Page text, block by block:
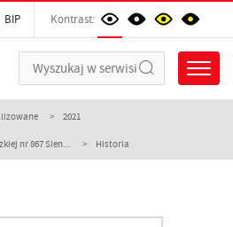
BIP Kontrast:
2021
nr 867 Sien... Historia